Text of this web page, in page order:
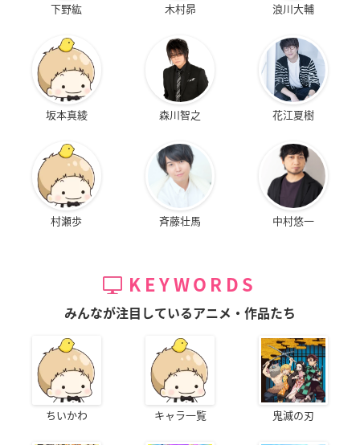
下野紘 木村昴 浪川大輔
坂本真綾 森川智之 花江夏樹
村瀬歩 斉藤壮馬 中村悠一
KEYWORDS
みんなが注目しているアニメ・作品たち
ちいかわ キャラ一覧 鬼滅の刃